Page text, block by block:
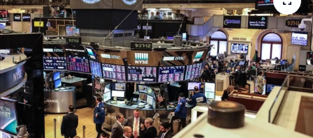
Oyun
Ramazan
Resmi İlanlar
Rüya Tabirleri